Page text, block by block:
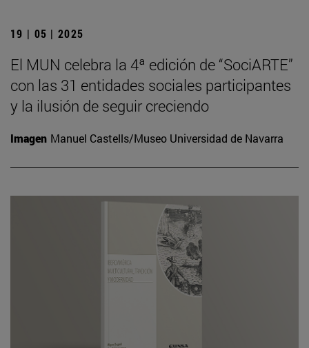
19 | 05 | 2025
El MUN celebra la 4ª edición de “SociARTE”
con las 31 entidades sociales participantes
y la ilusión de seguir creciendo
Imagen Manuel Castells/Museo Universidad de Navarra